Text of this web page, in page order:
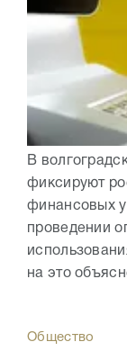
В
фиксируют
финансовых
проведении
на это
Общество